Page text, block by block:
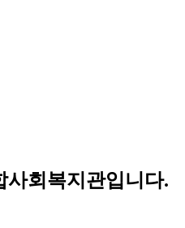
사회복지관입니다.